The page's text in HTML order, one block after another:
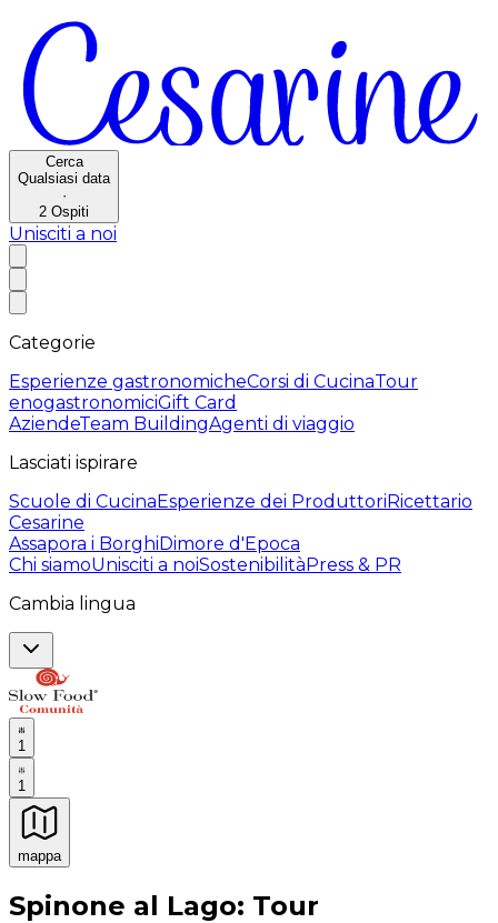
Cerca
Qualsiasi data
·
2 Ospiti
Unisciti a noi
Categorie
Esperienze gastronomicheCorsi di CucinaTour
enogastronomiciGift Card
AziendeTeam BuildingAgenti di viaggio
Lasciati ispirare
Scuole di CucinaEsperienze dei ProduttoriRicettario
Cesarine
Assapora i BorghiDimore d'Epoca
Chi siamoUnisciti a noiSostenibilitàPress & PR
Cambia lingua
1
1
mappa
Esperienze culinarie indimenticabili: Esperienze
Spinone al Lago: Tour